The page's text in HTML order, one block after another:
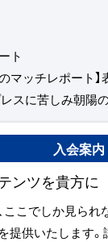
ト
マッチレポート
レスに苦しみ朝陽
入会案内
ンツを貴方に
ここでしか見ら
提供いたします